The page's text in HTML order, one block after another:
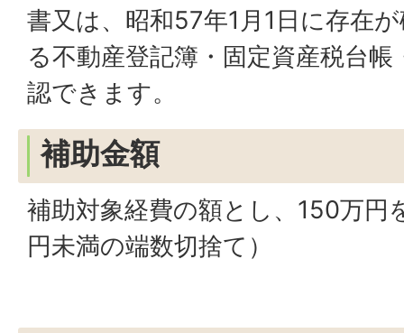
書又は、昭和57年1月1日に存在
る不動産登記簿・固定資産税台
認できます。
補助金額
補助対象経費の額とし、150万円
円未満の端数切捨て）